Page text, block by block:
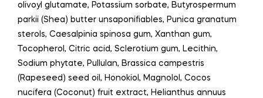
olivoyl glutamate, Potassium sorbate, Butyrospermum
parkii (Shea) butter unsaponifiables, Punica granatum
sterols, Caesalpinia spinosa gum, Xanthan gum,
Tocopherol, Citric acid, Sclerotium gum, Lecithin,
Sodium phytate, Pullulan, Brassica campestris
(Rapeseed) seed oil, Honokiol, Magnolol, Cocos
nucifera (Coconut) fruit extract, Helianthus annuus